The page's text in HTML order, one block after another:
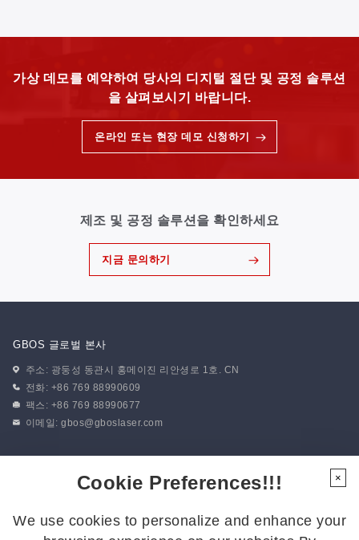
가상 데모를 예약하여 당사의 디지털 절단 및 공정 솔루션
을 살펴보시기 바랍니다.
온라인 또는 현장 데모 신청하기
제조 및 공정 솔루션을 확인하세요
지금 문의하기
GBOS 글로벌 본사
주소: 광둥성 동관시 홍메이진 리안셩로 1호. CN
전화: +86 769 88990609
팩스: +86 769 88990677
이메일:gbos@gboslaser.com
팔로우하기
Cookie Preferences!!!
We use cookies to personalize and enhance your
×